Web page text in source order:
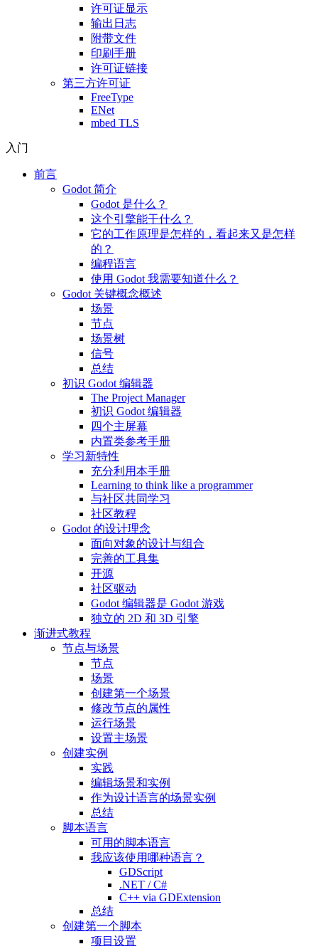
许可证显示
输出日志
附带文件
印刷手册
许可证链接
第三方许可证
FreeType
ENet
mbed TLS
入门
前言
Godot 简介
Godot 是什么？
这个引擎能干什么？
它的工作原理是怎样的，看起来又是怎样
的？
编程语言
使用 Godot 我需要知道什么？
Godot 关键概念概述
场景
节点
场景树
信号
总结
初识 Godot 编辑器
The Project Manager
初识 Godot 编辑器
四个主屏幕
内置类参考手册
学习新特性
充分利用本手册
Learning to think like a programmer
与社区共同学习
社区教程
Godot 的设计理念
面向对象的设计与组合
完善的工具集
开源
社区驱动
Godot 编辑器是 Godot 游戏
独立的 2D 和 3D 引擎
渐进式教程
节点与场景
节点
场景
创建第一个场景
修改节点的属性
运行场景
设置主场景
创建实例
实践
编辑场景和实例
作为设计语言的场景实例
总结
脚本语言
可用的脚本语言
我应该使用哪种语言？
GDScript
.NET / C#
C++ via GDExtension
总结
创建第一个脚本
项目设置